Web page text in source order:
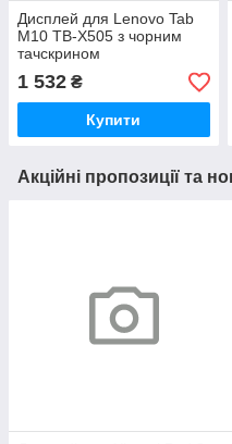
Дисплей для Lenovo Tab
M10 TB-X505 з чорним
тачскрином
1 532 ₴
Купити
Акційні пропозиції та